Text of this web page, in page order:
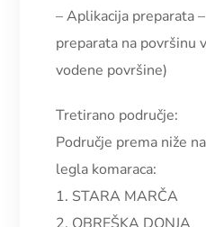
– Aplikacija preparata
preparata na površinu
vodene površine)
Tretirano područje:
Područje prema niže
legla komaraca:
1. STARA MARČA